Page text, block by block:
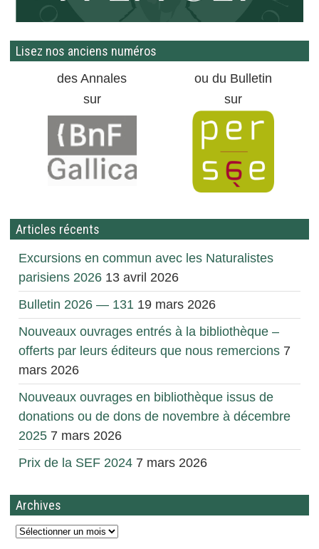
Lisez nos anciens numéros
des Annales
ou du Bulletin
sur
sur
Articles récents
Excursions en commun avec les Naturalistes
parisiens 2026 13 avril 2026
Bulletin 2026 — 131 19 mars 2026
Nouveaux ouvrages entrés à la bibliothèque –
offerts par leurs éditeurs que nous remercions 7
mars 2026
Nouveaux ouvrages en bibliothèque issus de
donations ou de dons de novembre à décembre
2025 7 mars 2026
Prix de la SEF 2024 7 mars 2026
Archives